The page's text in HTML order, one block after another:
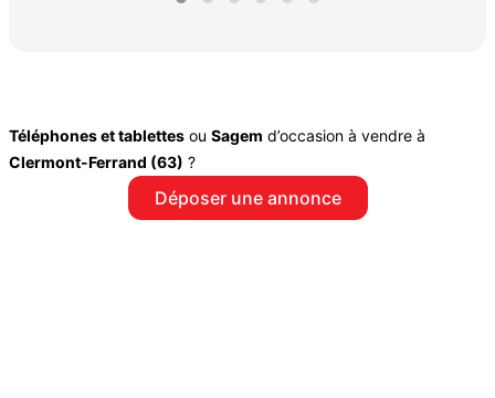
Téléphones et tablettes ou Sagem d’occasion à vendre à
Clermont-Ferrand (63) ?
Déposer une annonce